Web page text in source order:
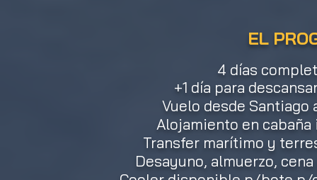
EL
4 días
+1 día para
Vuelo desde Santiago
Alojamiento en
Transfer marítimo y
Desayuno, almuerzo,